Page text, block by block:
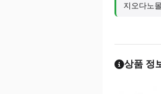
지오다노
상품 정